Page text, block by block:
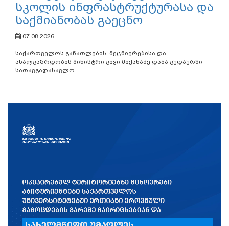
სკოლის ინფრასტრუქტურასა და
საქმიანობას გაეცნო
07.08.2026
საქართველოს განათლების, მეცნიერებისა და
ახალგაზრდობის მინისტრი გივი მიქანაძე დაბა გუდაურში
სათავგადასავლო...